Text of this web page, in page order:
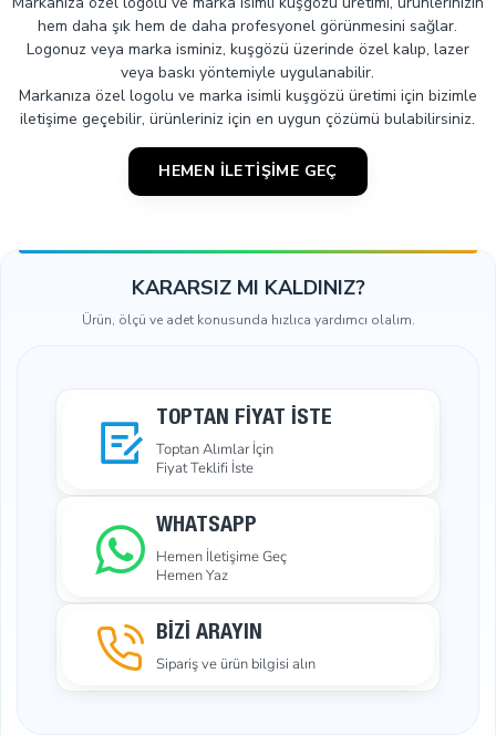
hem daha şık hem de daha profesyonel görünmesini sağlar.
Logonuz veya marka isminiz, kuşgözü üzerinde özel kalıp, lazer
veya baskı yöntemiyle uygulanabilir.
Markanıza özel logolu ve marka isimli kuşgözü üretimi için bizimle
iletişime geçebilir, ürünleriniz için en uygun çözümü bulabilirsiniz.
HEMEN İLETIŞIME GEÇ
KARARSIZ MI KALDINIZ?
Ürün, ölçü ve adet konusunda hızlıca yardımcı olalım.
TOPTAN FIYAT İSTE
Toptan Alımlar İçin
Fiyat Teklifi İste
WHATSAPP
Hemen İletişime Geç
Hemen Yaz
BİZİ ARAYIN
Sipariş ve ürün bilgisi alın